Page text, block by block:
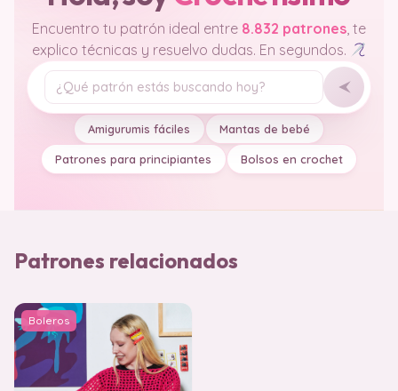
Encuentro tu patrón ideal entre 8.832 patrones, te
explico técnicas y resuelvo dudas. En segundos.
Tu pregunta
Amigurumis fáciles Mantas de bebé
Patrones para principiantes Bolsos en crochet
Patrones relacionados
Boleros